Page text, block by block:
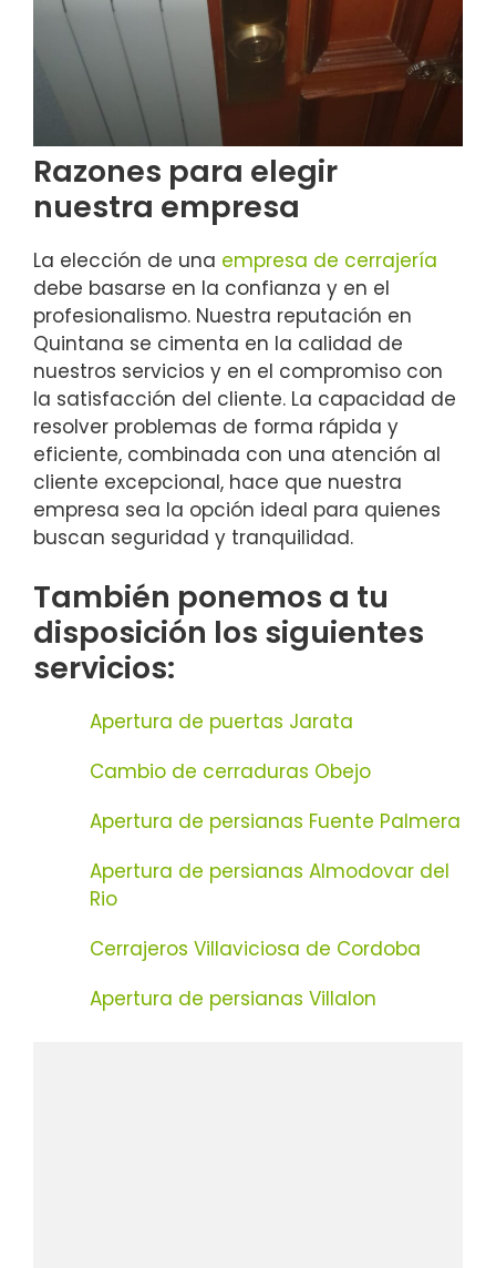
Razones para elegir
nuestra empresa
La elección de una empresa de cerrajería
debe basarse en la confianza y en el
profesionalismo. Nuestra reputación en
Quintana se cimenta en la calidad de
nuestros servicios y en el compromiso con
la satisfacción del cliente. La capacidad de
resolver problemas de forma rápida y
eficiente, combinada con una atención al
cliente excepcional, hace que nuestra
empresa sea la opción ideal para quienes
buscan seguridad y tranquilidad.
También ponemos a tu
disposición los siguientes
servicios:
Apertura de puertas Jarata
Cambio de cerraduras Obejo
Apertura de persianas Fuente Palmera
Apertura de persianas Almodovar del
Rio
Cerrajeros Villaviciosa de Cordoba
Apertura de persianas Villalon